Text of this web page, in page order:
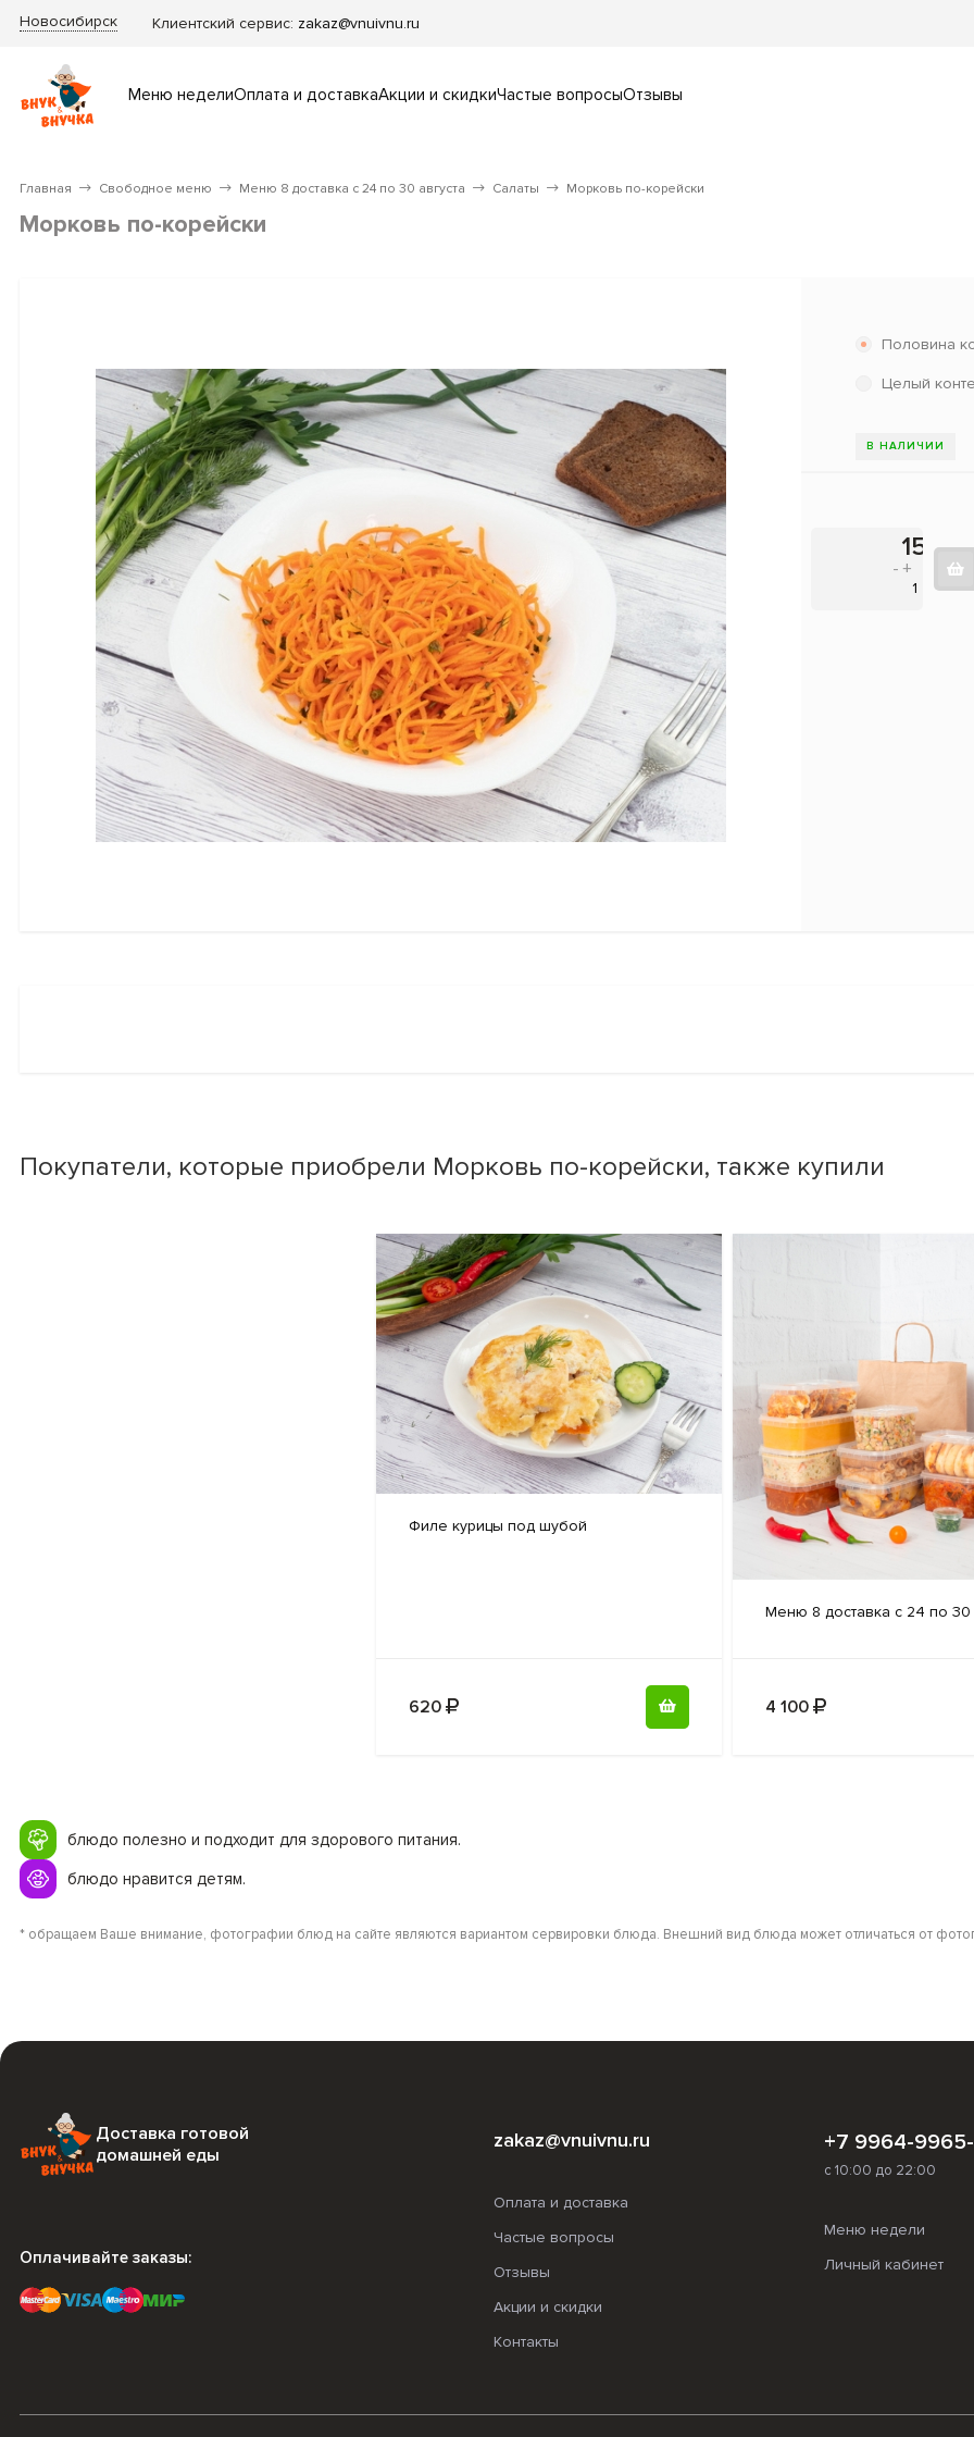
Новосибирск Клиентский сервис: zakaz@vnuivnu.ru
Меню неделиОплата и доставкаАкции и скидкиЧастые вопросыОтзывы
Главная Свободное меню Меню 8 доставка с 24 по 30 августа Салаты Морковь по-корейски
Морковь по-корейски
Половина
Целый
В НАЛИЧИИ
-
154
+
Покупатели, которые приобрели Морковь по-корейски, также купили
Филе курицы под шубой
620
Меню 8 доставка с 24 по 30
4 100
блюдо полезно и подходит для здорового питания.
блюдо нравится детям.
* обращаем Ваше внимание, фотографии блюд на сайте являются вариантом сервировки блюда. Внешний вид блюда может отличаться от
Доставка готовой
домашней еды
Оплачивайте заказы:
zakaz@vnuivnu.ru
Оплата и доставка
Частые вопросы
Отзывы
Акции и скидки
Контакты
+7 9964-
с 10:00 до 22:00
Меню недели
Личный кабинет